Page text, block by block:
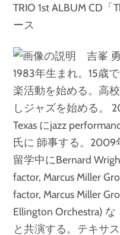
TRIO 1st ALBUM CD
ース
吉峯 勇
1983年生まれ。15歳
楽活動を始める。高
しジャズを始める。
Texas にjazz
氏に 師事する。2009
留学中にBernard
factor, Marcus Miller
factor, Marcus Miller
Ellington Orchestra)
と共演する。テキサ